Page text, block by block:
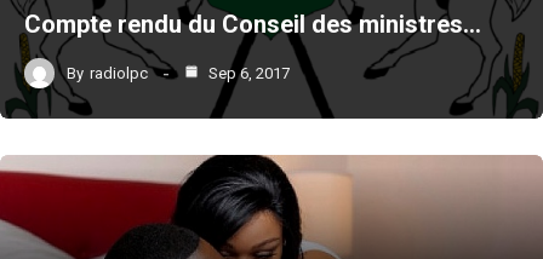
Compte rendu du Conseil des ministres…
By radiolpc Sep 6, 2017